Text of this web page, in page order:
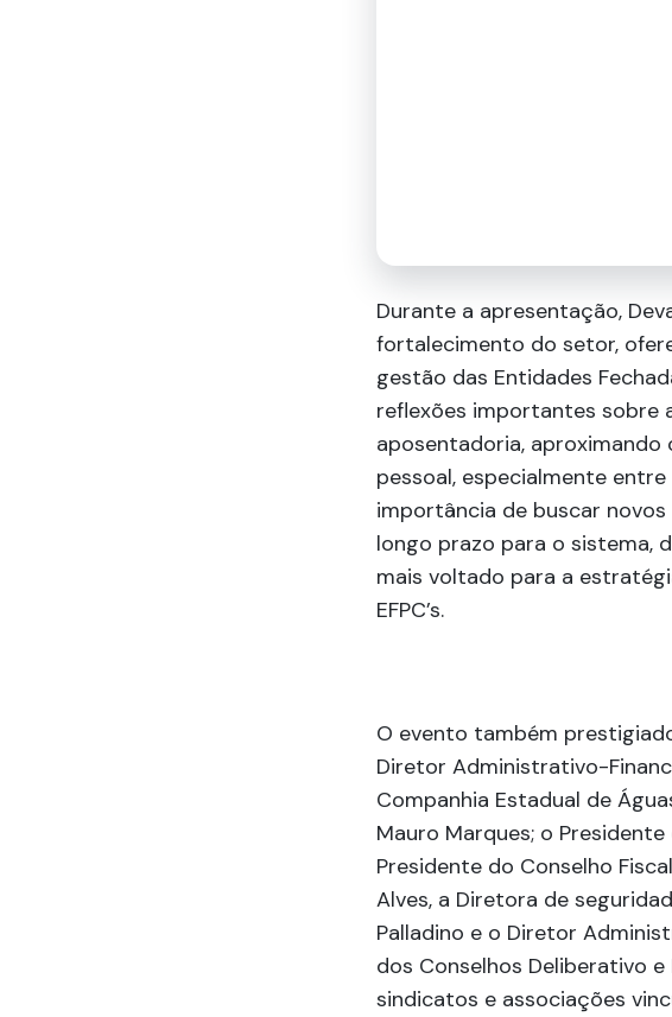
Durante a apresentação,
fortalecimento do setor,
gestão das Entidades
reflexões importantes sobre
aposentadoria,
pessoal, especialmente
importância de buscar
longo prazo para o sistema,
mais voltado para a
EFPC’s.
O evento também
Diretor Administrativo-
Companhia Estadual de
Mauro Marques; o Presidente
Presidente do Conselho
Alves, a Diretora de
Palladino e o Diretor
dos Conselhos Deliberativo e
sindicatos e associações